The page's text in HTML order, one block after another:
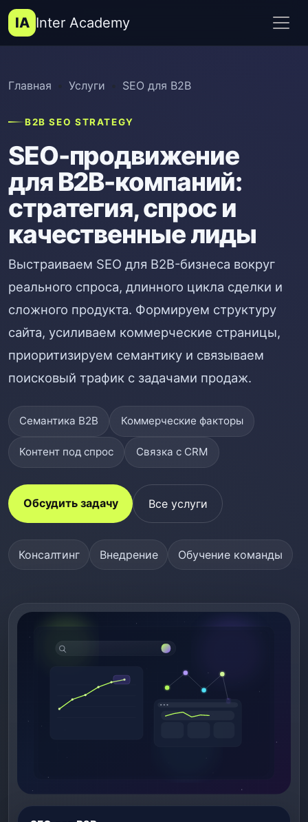
IA Inter Academy
Главная Услуги SEO для B2B
B2B SEO STRATEGY
SEO-продвижение
для B2B-компаний:
стратегия, спрос и
качественные лиды
Выстраиваем SEO для B2B-бизнеса вокруг
реального спроса, длинного цикла сделки и
сложного продукта. Формируем структуру
сайта, усиливаем коммерческие страницы,
приоритизируем семантику и связываем
поисковый трафик с задачами продаж.
Семантика B2B Коммерческие факторы
Контент под спрос Связка с CRM
Обсудить задачу Все услуги
Консалтинг Внедрение Обучение команды